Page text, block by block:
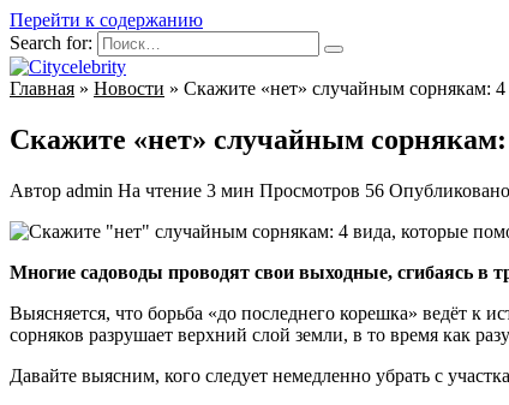
Перейти к содержанию
Search for:
Главная » Новости » Скажите «нет» случайным сорнякам:
Скажите «нет» случайным
Автор admin На чтение 3 мин Просмотров 56 Опубликовано
Многие садоводы проводят свои выходные, сгибаясь в
Выясняется, что борьба «до последнего корешка» ведёт
сорняков разрушает верхний слой земли, в то время как
Давайте выясним, кого следует немедленно убрать с